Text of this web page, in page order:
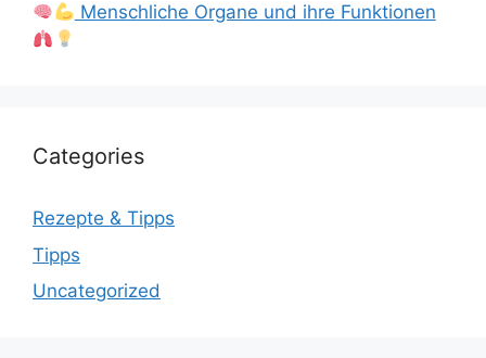
Menschliche Organe und ihre Funktionen
Categories
Rezepte & Tipps
Tipps
Uncategorized